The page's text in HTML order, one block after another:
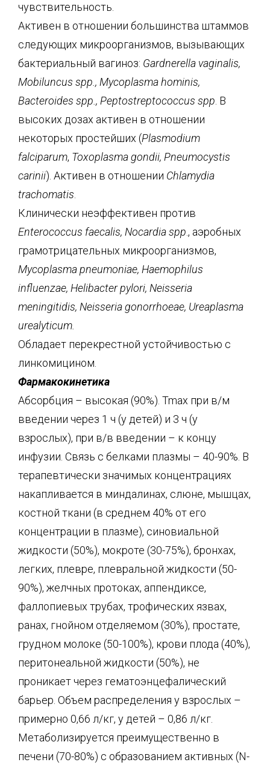
чувствительность.
Активен в отношении большинства штаммов
следующих микроорганизмов, вызывающих
бактериальный вагиноз: Gardnerella vaginalis,
Mobiluncus spp., Mycoplasma hominis,
Bacteroides spp., Peptostreptococcus spp . В
высоких дозах активен в отношении
некоторых простейших (Plasmodium
falciparum, Toxoplasma gondii, Pneumocystis
carinii). Активен в отношении Chlamydia
trachomatis
Клинически неэффективен против
Enterococcus faecalis, Nocardia spp., аэробных
грамотрицательных микроорганизмов,
Mycoplasma pneumoniae, Haemophilus
influenzae, Helibacter pylori, Neisseria
meningitidis, Neisseria gonorrhoeae, Ureaplasma
urealyticum.
Обладает перекрестной устойчивостью с
линкомицином.
Фармакокинетика
Абсорбция – высокая (90%). Tmax при в/м
введении через 1 ч (у детей) и 3 ч (у
взрослых), при в/в введении – к концу
инфузии. Связь с белками плазмы – 40-90%. В
терапевтически значимых концентрациях
накапливается в миндалинах, слюне, мышцах,
костной ткани (в среднем 40% от его
концентрации в плазме), синовиальной
жидкости (50%), мокроте (30-75%), бронхах,
легких, плевре, плевральной жидкости (50-
90%), желчных протоках, аппендиксе,
фаллопиевых трубах, трофических язвах,
ранах, гнойном отделяемом (30%), простате,
грудном молоке (50-100%), крови плода (40%),
перитонеальной жидкости (50%), не
проникает через гематоэнцефалический
барьер. Объем распределения у взрослых –
примерно 0,66 л/кг, у детей – 0,86 л/кг.
Метаболизируется преимущественно в
печени (70-80%) с образованием активных (N-